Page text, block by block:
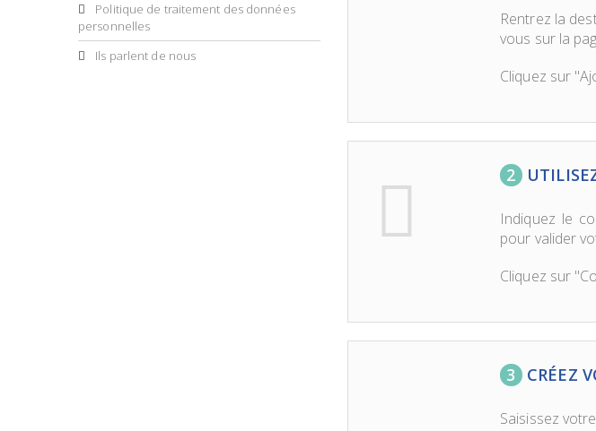
Rentrez la
vous sur la
Cliquez sur
2
Indiquez le
pour valider
Cliquez sur
3 CRÉEZ
Saisissez
Politique de traitement des données
personnelles
Ils parlent de nous